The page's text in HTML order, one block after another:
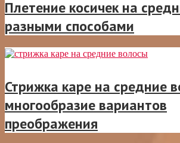
Плетение косичек на
разными способами
Стрижка каре на средние
многообразие вариантов
преображения